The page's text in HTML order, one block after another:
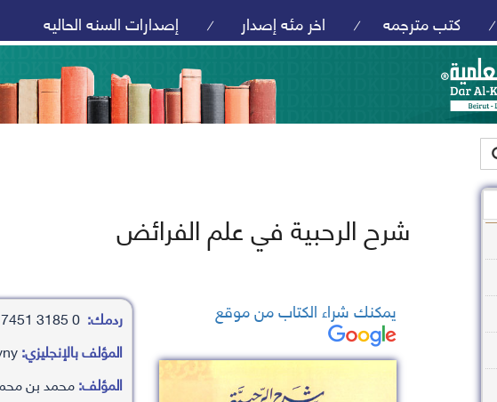
/ كتب مترجمه / اخر مئه إصدار / إصدارات السنه الحاليه
شرح الرحبية في علم الفرائض
يمكنك شراء الكتاب من موقع ردمك: 0 3185 7451 2 978
المؤلف بالإنجليزي:mhamd bn mhamd bn ’ahamd/sbt almardyny
المؤلف:محمد بن